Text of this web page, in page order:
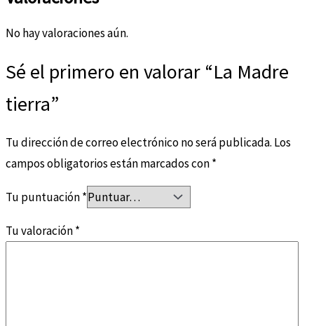
No hay valoraciones aún.
Sé el primero en valorar “La Madre
tierra”
Tu dirección de correo electrónico no será publicada. Los
campos obligatorios están marcados con*
Tu puntuación*
Tu valoración*